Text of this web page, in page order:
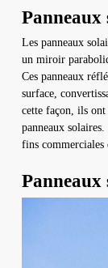
Panneaux
Les panneaux
un miroir
Ces panneaux
surface,
cette façon, ils ont
panneaux
fins commerciales
Panneaux